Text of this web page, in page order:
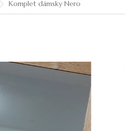
Komplet dámsky Nero